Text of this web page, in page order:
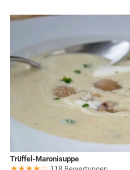
Trüffel-Maronisuppe